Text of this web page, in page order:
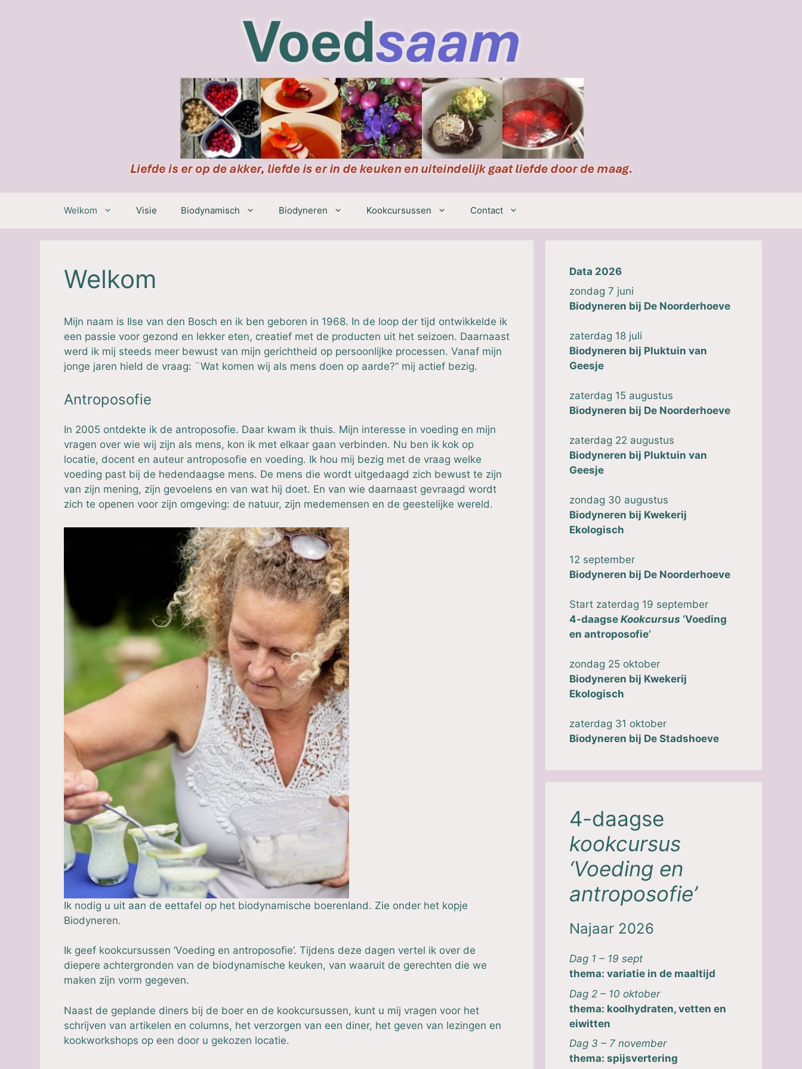
Welkom Visie Biodynamisch Biodyneren Kookcursussen Contact
Welkom
Mijn naam is Ilse van den Bosch en ik ben geboren in 1968. In de loop der tijd ontwikkelde ik
een passie voor gezond en lekker eten, creatief met de producten uit het seizoen. Daarnaast
werd ik mij steeds meer bewust van mijn gerichtheid op persoonlijke processen. Vanaf mijn
jonge jaren hield de vraag: ¨Wat komen wij als mens doen op aarde?” mij actief bezig.
Antroposofie
In 2005 ontdekte ik de antroposofie. Daar kwam ik thuis. Mijn interesse in voeding en mijn
vragen over wie wij zijn als mens, kon ik met elkaar gaan verbinden. Nu ben ik kok op
locatie, docent en auteur antroposofie en voeding. Ik hou mij bezig met de vraag welke
voeding past bij de hedendaagse mens. De mens die wordt uitgedaagd zich bewust te zijn
van zijn mening, zijn gevoelens en van wat hij doet. En van wie daarnaast gevraagd wordt
zich te openen voor zijn omgeving: de natuur, zijn medemensen en de geestelijke wereld.
Ik nodig u uit aan de eettafel op het biodynamische boerenland. Zie onder het kopje
Biodyneren.
Ik geef kookcursussen ‘Voeding en antroposofie’. Tijdens deze dagen vertel ik over de
diepere achtergronden van de biodynamische keuken, van waaruit de gerechten die we
maken zijn vorm gegeven.
Naast de geplande diners bij de boer en de kookcursussen, kunt u mij vragen voor het
schrijven van artikelen en columns, het verzorgen van een diner, het geven van lezingen en
kookworkshops op een door u gekozen locatie.
Data 2026
zondag 7 juni
Biodyneren bij De Noorderhoeve
zaterdag 18 juli
Biodyneren bij Pluktuin van
Geesje
zaterdag 15 augustus
Biodyneren bij De Noorderhoeve
zaterdag 22 augustus
Biodyneren bij Pluktuin van
Geesje
zondag 30 augustus
Biodyneren bij Kwekerij
Ekologisch
12 september
Biodyneren bij De Noorderhoeve
Start zaterdag 19 september
4-daagse Kookcursus ‘Voeding
en antroposofie’
zondag 25 oktober
Biodyneren bij Kwekerij
Ekologisch
zaterdag 31 oktober
Biodyneren bij De Stadshoeve
4-daagse
kookcursus
‘Voeding en
antroposofie’
Najaar 2026
Dag 1 – 19 sept
thema: variatie in de maaltijd
Dag 2 – 10 oktober
thema: koolhydraten, vetten en
eiwitten
Dag 3 – 7 november
thema: spijsvertering